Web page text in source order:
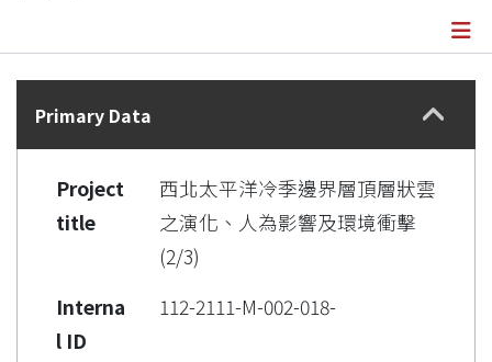
Details
Primary Data
Project
title
西北太平洋冷季邊界層頂層狀雲
之演化、人為影響及環境衝擊
(2/3)
Interna
l ID
112-2111-M-002-018-